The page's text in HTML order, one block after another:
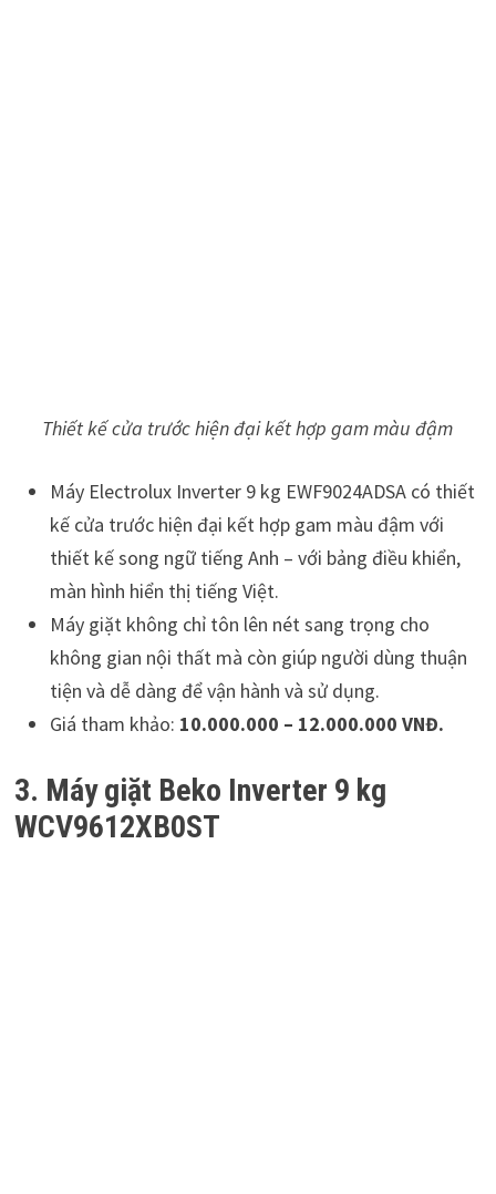
Thiết kế cửa trước hiện đại kết hợp gam màu đậm
Máy Electrolux Inverter 9 kg EWF9024ADSA có thiết
kế cửa trước hiện đại kết hợp gam màu đậm với
thiết kế song ngữ tiếng Anh – với bảng điều khiển,
màn hình hiển thị tiếng Việt.
Máy giặt không chỉ tôn lên nét sang trọng cho
không gian nội thất mà còn giúp người dùng thuận
tiện và dễ dàng để vận hành và sử dụng.
Giá tham khảo: 10.000.000 – 12.000.000 VNĐ.
3. Máy giặt Beko Inverter 9 kg
WCV9612XB0ST